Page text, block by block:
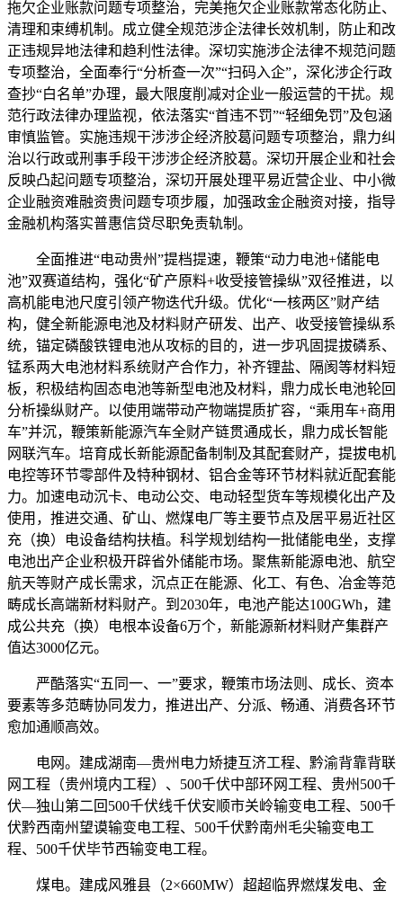
拖欠企业账款问题专项整治，完美拖欠企业账款常态化防止、
清理和束缚机制。成立健全规范涉企法律长效机制，防止和改
正违规异地法律和趋利性法律。深切实施涉企法律不规范问题
专项整治，全面奉行“分析查一次”“扫码入企”，深化涉企行政
查抄“白名单”办理，最大限度削减对企业一般运营的干扰。规
范行政法律办理监视，依法落实“首违不罚”“轻细免罚”及包涵
审慎监管。实施违规干涉涉企经济胶葛问题专项整治，鼎力纠
治以行政或刑事手段干涉涉企经济胶葛。深切开展企业和社会
反映凸起问题专项整治，深切开展处理平易近营企业、中小微
企业融资难融资贵问题专项步履，加强政金企融资对接，指导
金融机构落实普惠信贷尽职免责轨制。
全面推进“电动贵州”提档提速，鞭策“动力电池+储能电
池”双赛道结构，强化“矿产原料+收受接管操纵”双径推进，以
高机能电池尺度引领产物迭代升级。优化“一核两区”财产结
构，健全新能源电池及材料财产研发、出产、收受接管操纵系
统，锚定磷酸铁锂电池从攻标的目的，进一步巩固提拔磷系、
锰系两大电池材料系统财产合作力，补齐锂盐、隔阂等材料短
板，积极结构固态电池等新型电池及材料，鼎力成长电池轮回
分析操纵财产。以使用端带动产物端提质扩容，“乘用车+商用
车”并沉，鞭策新能源汽车全财产链贯通成长，鼎力成长智能
网联汽车。培育成长新能源配备制制及其配套财产，提拔电机
电控等环节零部件及特种钢材、铝合金等环节材料就近配套能
力。加速电动沉卡、电动公交、电动轻型货车等规模化出产及
使用，推进交通、矿山、燃煤电厂等主要节点及居平易近社区
充（换）电设备结构扶植。科学规划结构一批储能电坐，支撑
电池出产企业积极开辟省外储能市场。聚焦新能源电池、航空
航天等财产成长需求，沉点正在能源、化工、有色、冶金等范
畴成长高端新材料财产。到2030年，电池产能达100GWh，建
成公共充（换）电根本设备6万个，新能源新材料财产集群产
值达3000亿元。
严酷落实“五同一、一”要求，鞭策市场法则、成长、资本
要素等多范畴协同发力，推进出产、分派、畅通、消费各环节
愈加通顺高效。
电网。建成湖南—贵州电力矫捷互济工程、黔渝背靠背联
网工程（贵州境内工程）、500千伏中部环网工程、贵州500千
伏—独山第二回500千伏线千伏安顺市关岭输变电工程、500千
伏黔西南州望谟输变电工程、500千伏黔南州毛尖输变电工
程、500千伏毕节西输变电工程。
煤电。建成风雅县（2×660MW）超超临界燃煤发电、金